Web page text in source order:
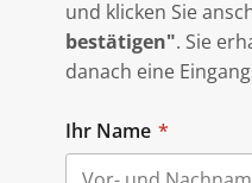
und klicken Sie
bestätigen". Sie
danach eine
Ihr Name *